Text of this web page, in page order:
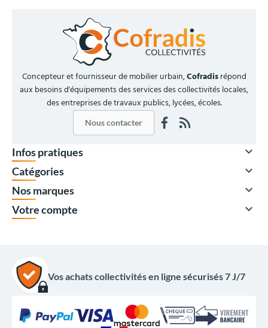
Concepteur et fournisseur de mobilier urbain,Cofradisrépond
aux besoins d'équipements des services des collectivités locales,
des entreprises de travaux publics, lycées, écoles.
Nous contacter
Infos pratiques 
Catégories 
Nos marques 
Votre compte 
Vos achats collectivités en ligne sécurisés 7 J/7